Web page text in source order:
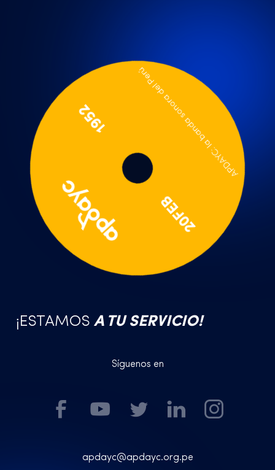
20FEB
APDAYC: la banda sonora del Perú
¡ESTAMOS A TU SERVICIO!
Síguenos en
apdayc@apdayc.org.pe